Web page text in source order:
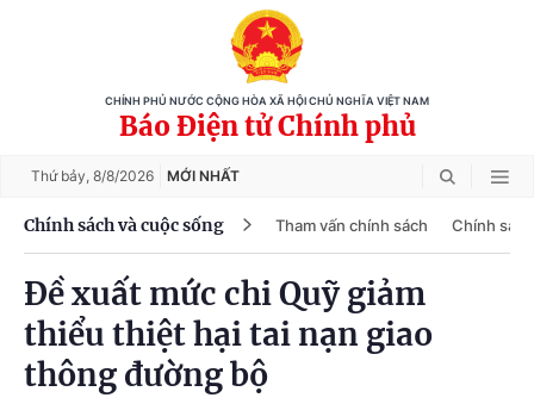
CHÍNH PHỦ NƯỚC CỘNG HÒA XÃ HỘI CHỦ NGHĨA VIỆT NAM
Báo Điện tử Chính phủ
Thứ bảy, 8/8/2026 MỚI NHẤT
Chính sách và cuộc sống Tham vấn chính sách Chính
Đề xuất mức chi Quỹ giảm
thiểu thiệt hại tai nạn giao
thông đường bộ